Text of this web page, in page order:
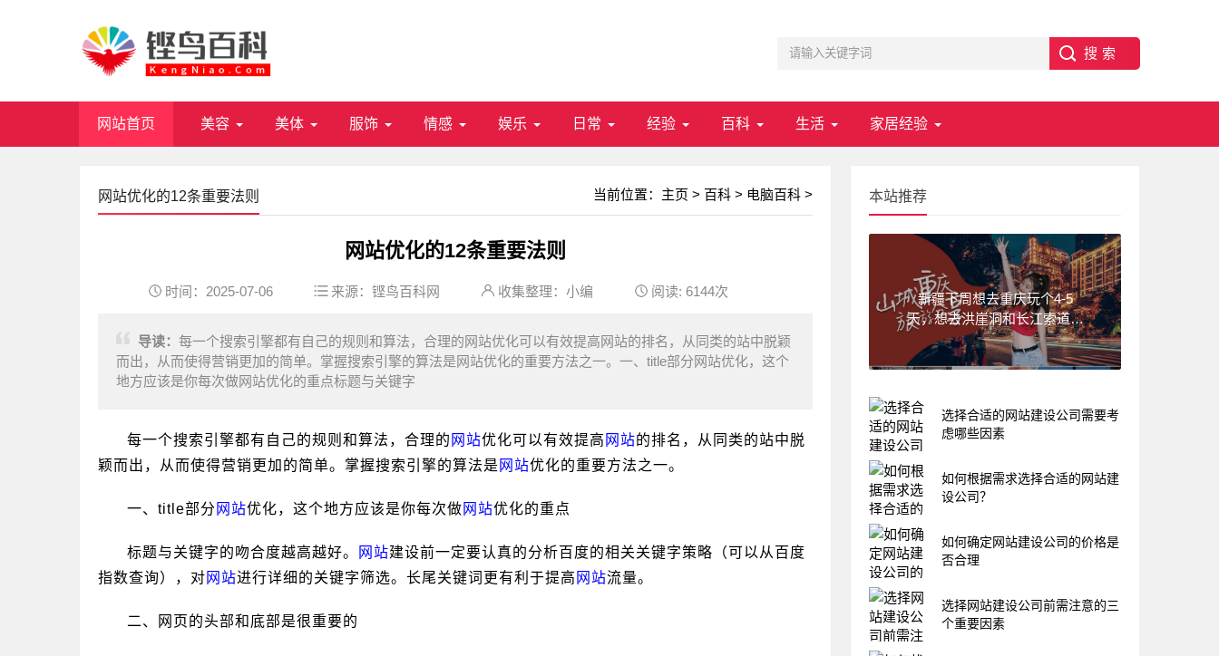
网站首页 美容 美体 服饰 情感 娱乐 日常 经验 百科 生活 家居经验
当前位置： 主页 > 百科 > 电脑百科 >
网站优化的12条重要法则
网站优化的12条重要法则
时间：2025-07-06 来源： 铿鸟百科网 收集整理：小编 阅读: 6144次
导读： 每一个搜索引擎都有自己的规则和算法，合理的网站优化可以有效提高网站的排名，从同类的站中脱颖
而出，从而使得营销更加的简单。掌握搜索引擎的算法是网站优化的重要方法之一。一、title部分网站优化，这个
地方应该是你每次做网站优化的重点标题与关键字
每一个搜索引擎都有自己的规则和算法，合理的 网站优化可以有效提高 网站的排名，从同类的站中脱
颖而出，从而使得营销更加的简单。掌握搜索引擎的算法是 网站优化的重要方法之一。
一、title部分 网站优化，这个地方应该是你每次做 网站优化的重点
标题与关键字的吻合度越高越好。 网站建设前一定要认真的分析百度的相关关键字策略（可以从百度
指数查询），对 网站进行详细的关键字筛选。长尾关键词更有利于提高 网站流量。
二、网页的头部和底部是很重要的
本站推荐
新疆下周想去重庆玩个4-5
天，想去洪崖洞和长江索道，
武隆天坑,求一份重庆旅游攻
略！费用不要太高?
选择合适的网站建设公司需要考
虑哪些因素
如何根据需求选择合适的网站建
设公司？
如何确定网站建设公司的价格是
否合理
选择网站建设公司前需注意的三
个重要因素